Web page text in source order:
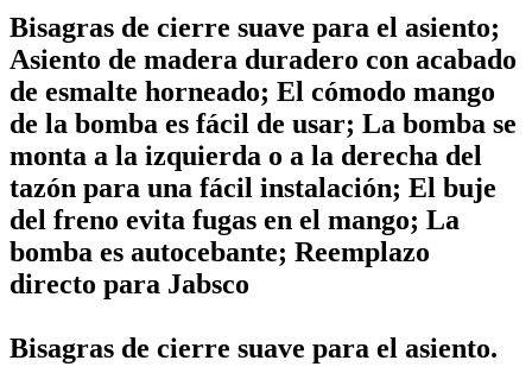
Bisagras de cierre suave para el asiento;
Asiento de madera duradero con acabado
de esmalte horneado; El cómodo mango
de la bomba es fácil de usar; La bomba se
monta a la izquierda o a la derecha del
tazón para una fácil instalación; El buje
del freno evita fugas en el mango; La
bomba es autocebante; Reemplazo
directo para Jabsco
Bisagras de cierre suave para el asiento.